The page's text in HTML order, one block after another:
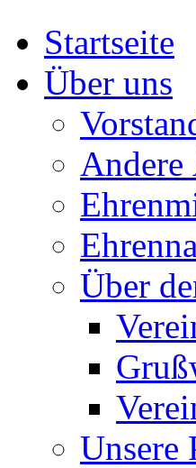
Startseite
Über uns
Andere
Über
Unsere